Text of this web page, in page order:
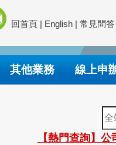
回首頁 | English | 常見問答
其他業務 線上申
全
站
檢
【熱門查詢】